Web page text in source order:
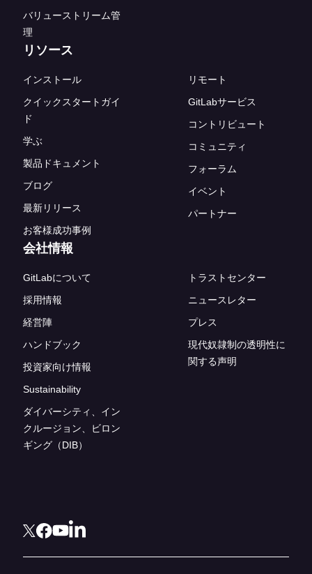
バリューストリーム管
理
リソース
インストール
クイックスタートガイ
ド
学ぶ
製品ドキュメント
ブログ
最新リリース
お客様成功事例
リモート
GitLabサービス
コントリビュート
コミュニティ
フォーラム
イベント
パートナー
会社情報
GitLabについて
採用情報
経営陣
ハンドブック
投資家向け情報
Sustainability
ダイバーシティ、イン
クルージョン、ビロン
ギング（DIB）
トラストセンター
ニュースレター
プレス
現代奴隷制の透明性に
関する声明